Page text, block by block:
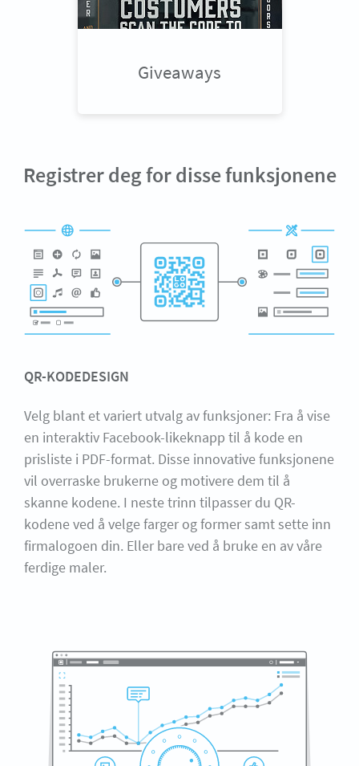
Giveaways
Registrer deg for disse funksjonene
QR-KODEDESIGN
Velg blant et variert utvalg av funksjoner: Fra å vise
en interaktiv Facebook-likeknapp til å kode en
prisliste i PDF-format. Disse innovative funksjonene
vil overraske brukerne og motivere dem til å
skanne kodene. I neste trinn tilpasser du QR-
kodene ved å velge farger og former samt sette inn
firmalogoen din. Eller bare ved å bruke en av våre
ferdige maler.